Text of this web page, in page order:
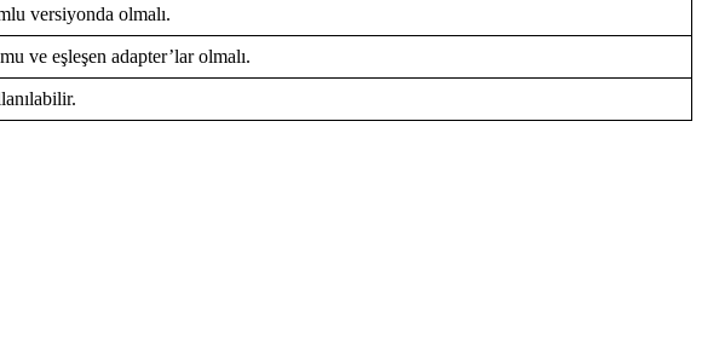
versiyonda olmalı.
ve eşleşen adapter’lar olmalı.